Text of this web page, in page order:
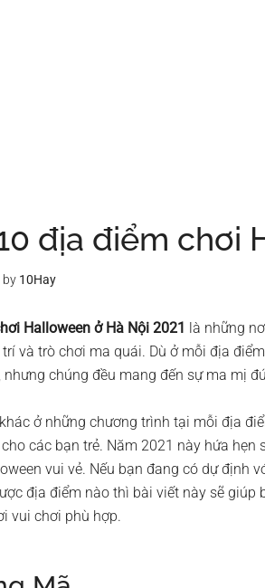
địa điểm chơi
by 10Hay
Halloween ở Hà Nội 2021 là những
và trò chơi ma quái. Dù ở mỗi địa
nhưng chúng đều mang đến sự ma mị
ở những chương trình tại mỗi địa
các bạn trẻ. Năm 2021 này hứa
vui vẻ. Nếu bạn đang có dự định
địa điểm nào thì bài viết này sẽ giúp
vui chơi phù hợp.